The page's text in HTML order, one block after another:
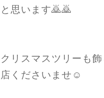
と思います🙇🙇
クリスマスツリーも
店くださいませ☺️